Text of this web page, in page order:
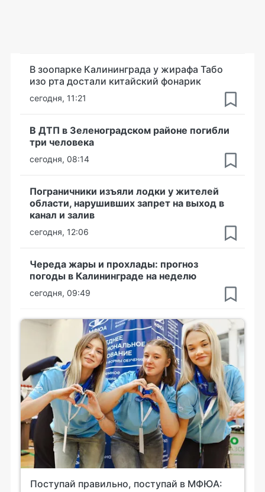
В зоопарке Калининграда у жирафа Табо
изо рта достали китайский фонарик
сегодня, 11:21
В ДТП в Зеленоградском районе погибли
три человека
сегодня, 08:14
Пограничники изъяли лодки у жителей
области, нарушивших запрет на выход в
канал и залив
сегодня, 12:06
Череда жары и прохлады: прогноз
погоды в Калининграде на неделю
сегодня, 09:49
Поступай правильно, поступай в МФЮА: